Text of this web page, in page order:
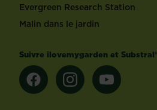
Evergreen Research Station
Malin dans le jardin
Suivre ilovemygarden et Substral®